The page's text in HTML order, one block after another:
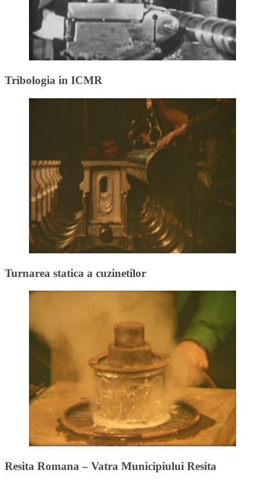
Tribologia in ICMR
Turnarea statica a cuzinetilor
Resita Romana – Vatra Municipiului Resita